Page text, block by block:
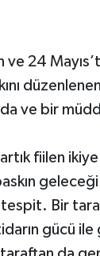
ve 24
ve bir
artık fiilen
tespit. Bir
gücü